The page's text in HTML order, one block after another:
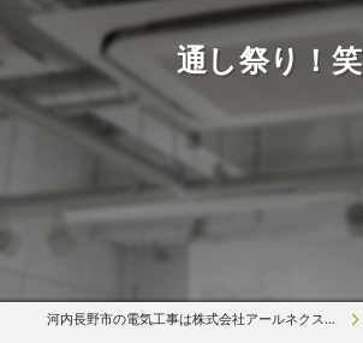
通し祭り！笑
河内長野市の電気工事は株式会社アールネクスト